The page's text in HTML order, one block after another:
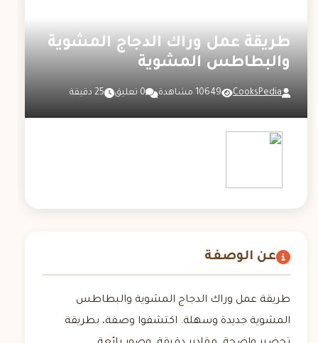
طريقة عمل وراك الدجاج المشوية
والبطاطس المشوية
CooksPedia 10649 مشاهدة 0 تعليق 25 دقيقة
عن الوصفة
طريقة عمل وراك الدجاج المشوية والبطاطس
المشوية جديدة وسهلة. اكتشفوا وصفة، بطريقة